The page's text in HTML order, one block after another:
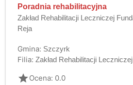
Poradnia rehabilitacyjna
Zakład Rehabilitacji Leczniczej
Reja
Gmina: Szczyrk
Filia: Zakład Rehabilitacji Leczniczej
gradeOcena: 0.0